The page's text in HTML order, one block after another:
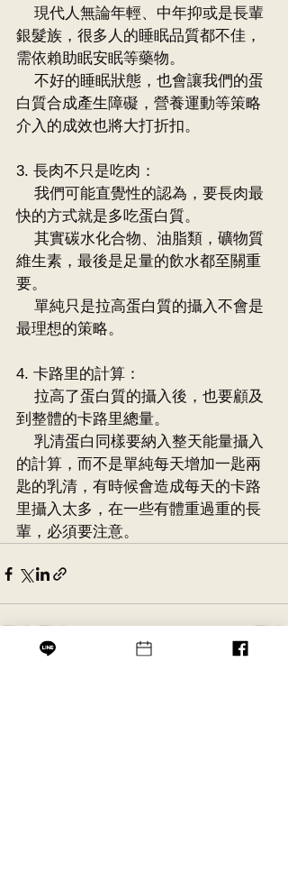
銀髮族，很多人的睡眠品質都不佳，
需依賴助眠安眠等藥物。
白質合成產生障礙，營養運動等策略
介入的成效也將大打折扣。
3. 長肉不只是吃肉：
快的方式就是多吃蛋白質。
維生素，最後是足量的飲水都至關重
要。
最理想的策略。
4. 卡路里的計算：
到整體的卡路里總量。
的計算，而不是單純每天增加一匙兩
匙的乳清，有時候會造成每天的卡路
里攝入太多，在一些有體重過重的長
輩，必須要注意。